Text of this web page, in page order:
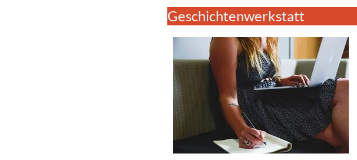
Geschichtenwerkstatt